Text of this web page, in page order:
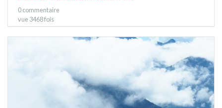
0 commentaire
vue 3468 fois